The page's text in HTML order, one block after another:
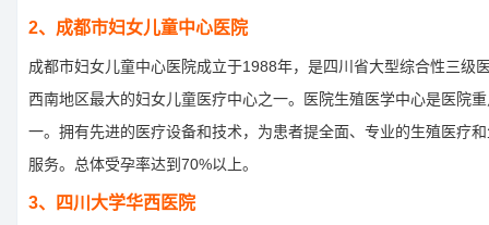
2、成都市妇女儿童中心医院
成都市妇女儿童中心医院成立于1988年，是四川省大型综合性三级
西南地区最大的妇女儿童医疗中心之一。医院生殖医学中心是医院
一。拥有先进的医疗设备和技术，为患者提全面、专业的生殖医疗
服务。总体受孕率达到70%以上。
3、四川大学华西医院